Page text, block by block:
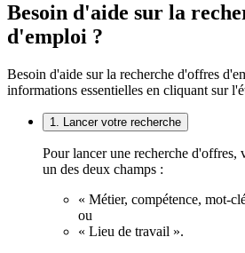
Besoin d'aide sur la
d'emploi ?
Besoin d'aide sur la recherche d'offres
informations essentielles en cliquant sur
1. Lancer votre recherche
Pour lancer une recherche d'offres,
un des deux champs :
« Métier, compétence, mot-
ou
« Lieu de travail ».